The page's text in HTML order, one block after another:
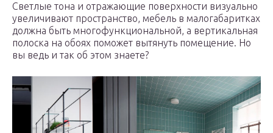
Светлые тона и отражающие поверхности визуально
увеличивают пространство, мебель в малогабаритках
должна быть многофункциональной, а вертикальная
полоска на обоях поможет вытянуть помещение. Но
вы ведь и так об этом знаете?